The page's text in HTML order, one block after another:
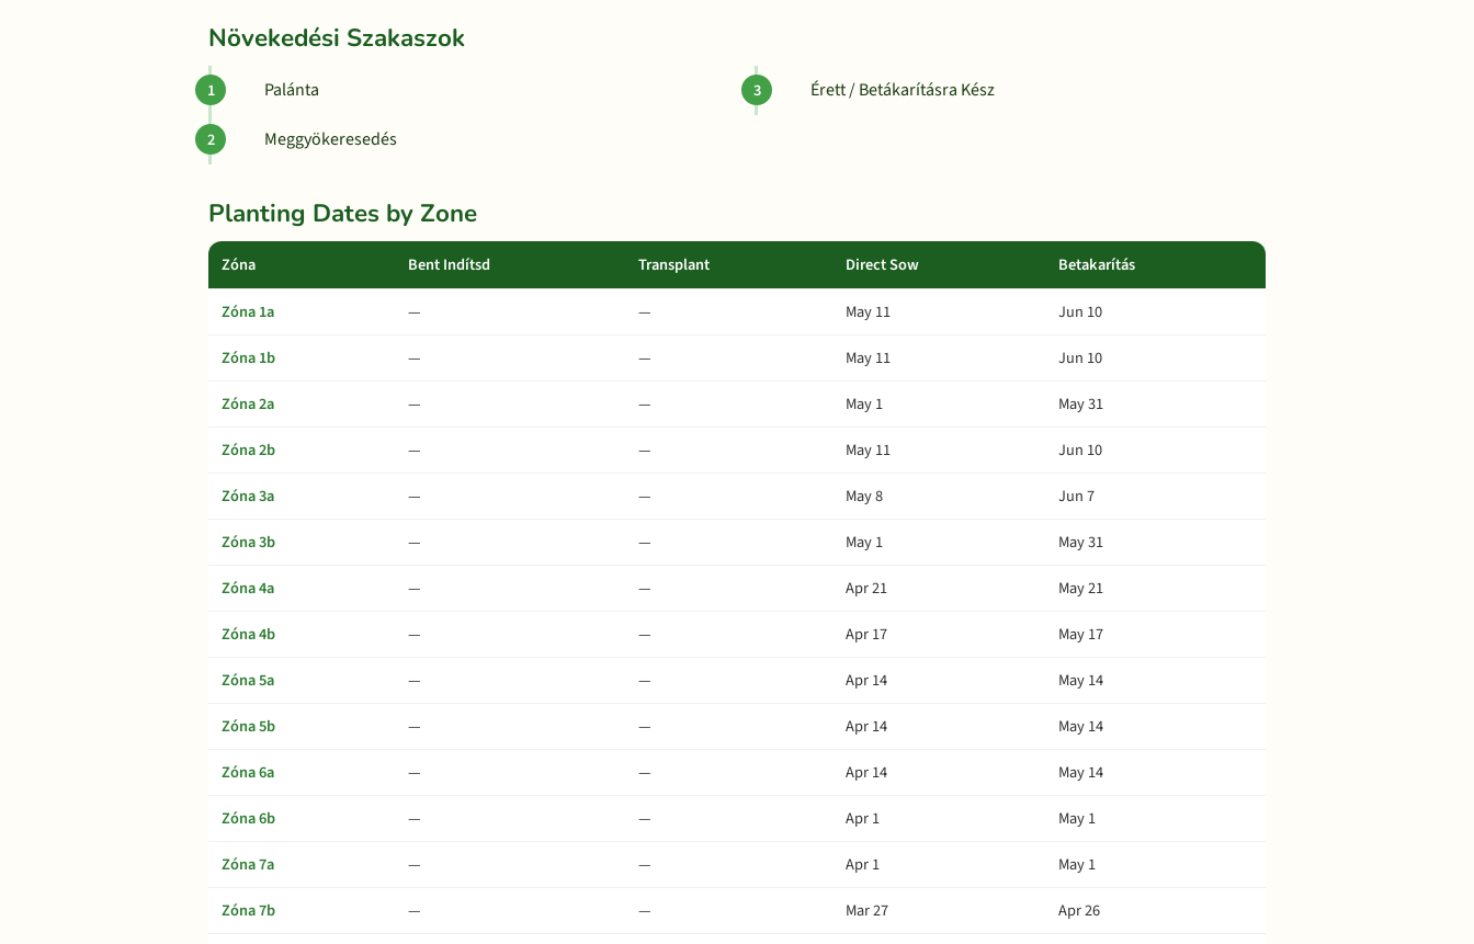
Növekedési Szakaszok
Palánta
Meggyökeresedés
Érett / Betákarításra Kész
Planting Dates by Zone
Zóna Bent Indítsd Transplant Direct Sow Betakarítás
Zóna 1a — — May 11
Jun 10
Zóna 1b
— — May 11
Jun 10
Zóna 2a
— — May 1
May 31
Zóna 2b
— — May 11
Jun 10
Zóna 3a
— — May 8
Jun 7
Zóna 3b
— — May 1
May 31
Zóna 4a
— — Apr 21
May 21
Zóna 4b
— — Apr 17
May 17
Zóna 5a
— — Apr 14
May 14
Zóna 5b
— — Apr 14
May 14
Zóna 6a
— — Apr 14
May 14
Zóna 6b
— — Apr 1
May 1
Zóna 7a
— — Apr 1
May 1
Zóna 7b
— — Mar 27
Apr 26